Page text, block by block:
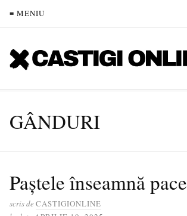
≡ MENIU
GÂNDURI
Paștele înseamnă pace
scris de CASTIGIONLINE